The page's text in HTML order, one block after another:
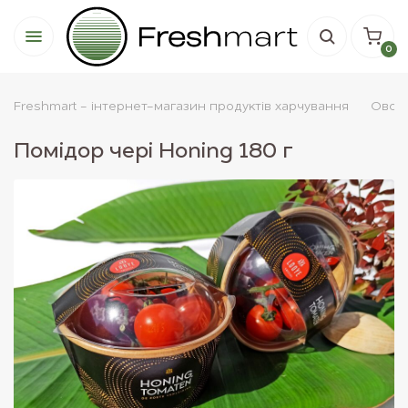
0
Freshmart - інтернет-магазин продуктів харчування Овочi
Помідор чері Honing 180 г